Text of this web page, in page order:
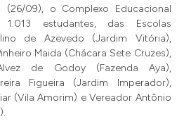
(26/09), o Complexo Educacional
1.013 estudantes, das Escolas
de Azevedo (Jardim Vitória),
Maida (Chácara Sete Cruzes),
de Godoy (Fazenda Aya),
Figueira (Jardim Imperador),
(Vila Amorim) e Vereador Antônio